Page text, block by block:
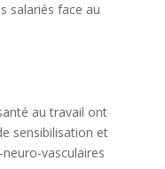
salariés face au
au travail ont
sensibilisation et
vasculaires